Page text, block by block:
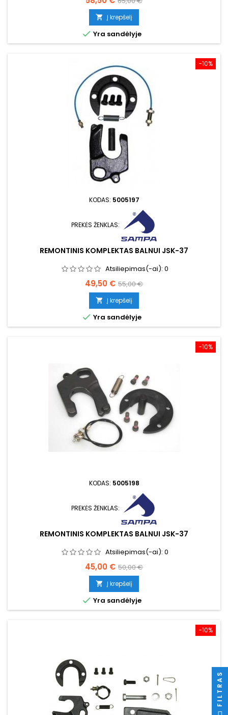
kaina
 Į krepšelį
 Yra sandėlyje
−10%
KODAS: 5005197
PREKĖS ŽENKLAS:
REMONTINIS KOMPLEKTAS BALNUI JSK-37
Atsiliepimas(-ai): 0
Kaina
49,50 € Bazinė
kaina
55,00 €
 Į krepšelį
 Yra sandėlyje
−10%
KODAS: 5005198
PREKĖS ŽENKLAS:
REMONTINIS KOMPLEKTAS BALNUI JSK-37
Atsiliepimas(-ai): 0
Kaina
45,00 € Bazinė
kaina
50,00 €
 Į krepšelį
 Yra sandėlyje
−10%
FILTRAS